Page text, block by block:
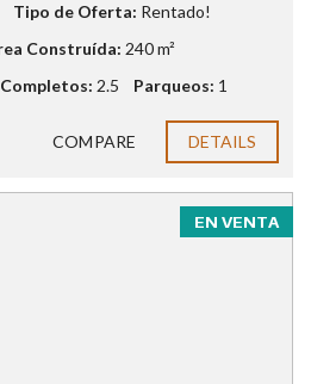
Tipo de Oferta: Rentado!
Construída: 240 m²
2.5 Parqueos: 1
COMPARE DETAILS
EN VENTA